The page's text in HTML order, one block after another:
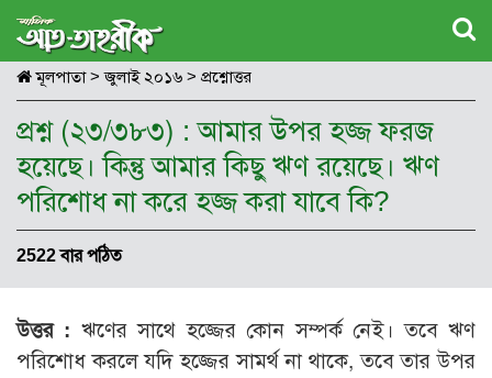
মূলপাতা> জুলাই ২০১৬ > প্রশ্নোত্তর
প্রশ্ন (২৩/৩৮৩) : আমার উপর হজ্জ ফরজ
হয়েছে। কিন্তু আমার কিছু ঋণ রয়েছে। ঋণ
পরিশোধ না করে হজ্জ করা যাবে কি?
2522 বার পঠিত
উত্তর : ঋণের সাথে হজ্জের কোন সম্পর্ক নেই। তবে ঋণ
পরিশোধ করলে যদি হজ্জের সামর্থ না থাকে, তবে তার উপর